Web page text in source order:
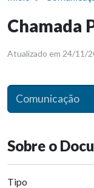
Chamada
Atualizado em 24/11/
Comunicação
Sobre o
Tipo